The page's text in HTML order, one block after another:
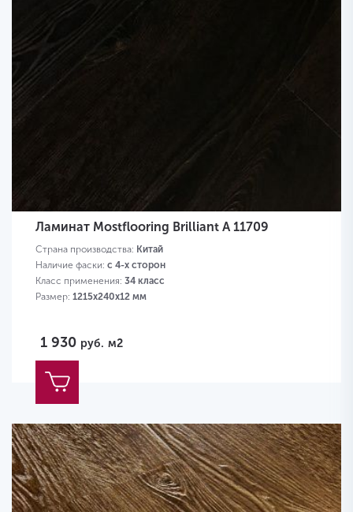
Ламинат Mostflooring Brilliant A 11709
Страна производства: Китай
Наличие фаски: с 4-х сторон
Класс применения: 34 класс
Размер: 1215х240х12 мм
1 930 руб. м2